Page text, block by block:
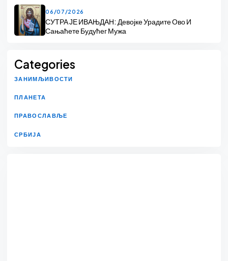
06/07/2026
СУТРА ЈЕ ИВАЊДАН: Девојке Урадите Ово И
Сањаћете Будућег Мужа
Categories
ЗАНИМЉИВОСТИ
ПЛАНЕТА
ПРАВОСЛАВЉЕ
СРБИЈА